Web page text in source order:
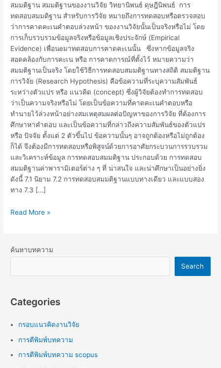
สมมติฐาน สมมติฐานของงานวิจัย วิทยานิพนธ์ ดุษฎีนิพนธ์ การ
ทดสอบสมมติฐาน สำหรับการวิจัย หมายถึงการทดสอบหรือตรวจสอบ
ว่าการคาดคะเนคำตอบล่วงหน้า ของงานวิจัยนั้นเป็นจริงหรือไม่ โดย
การเก็บรวบรวมข้อมูลจริงหรือข้อมูลเชิงประจักษ์ (Empirical
Evidence) เพื่อนeมาทดสอบการคาดคะเนนั้น ซึ่งหากข้อมูลจริง
สอดคล้องกับการคะเน หรือ การคาดการณ์ที่ตั้งไว้ หมายความว่า
สมมติฐานเป็นจริง โดยใช้วิธีการทดสอบสมมติฐานทางสถิติ สมมติฐาน
การวิจัย (Research Hypothesis) คือข้อความที่ระบุความสัมพันธ์
ระหว่างตัวแปร หรือ แนวคิด (concept) ซึ่งผู้วิจัยต้องทำการทดสอบ
ว่าเป็นความจริงหรือไม่ โดยเป็นข้อความที่คาดคะเนคำตอบหรือ
ทำนายไว้ล่วงหน้าอย่างสมเหตุสมผลต่อปัญหาของการวิจัย ที่ต้องการ
ศึกษาหาคำตอบ และเป็นข้อความที่กล่าวถึงความสัมพันธ์ของตัวแปร
หรือ ปัจจัย ตั้งแต่ 2 ตัวขึ้นไป ข้อความนั้นๆ อาจถูกต้องหรือไม่ถูกต้อง
ก็ได้ จึงต้องมีการทดสอบหรือพิสูจน์ด้วยการอาศัยกระบวนการรวบรวม
และวิเคราะห์ข้อมูล การทดสอบสมมติฐาน ประกอบด้วย การทดสอบ
สมมติฐานค่าพารามิเตอร์ต่าง ๆ ที่ น่าสนใจ และน่าศึกษาเป็นอย่างยิ่ง
ดังนี้ 7.1 นิยาม 7.2 การทดสอบสมมติฐานแบบทางเดียว และแบบสอง
ทาง 7.3 […]
Read More »
ค้นหาบทความ
Search
Categories
กรอบแนวคิดงานวิจัย
การตีพิมพ์บทความ
การตีพิมพ์บทความ scopus